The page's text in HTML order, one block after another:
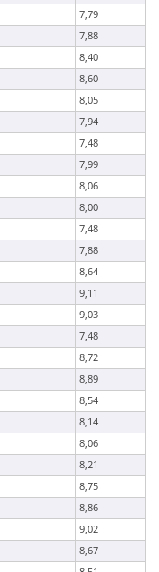
7,79
7,88
8,40
8,60
8,05
7,94
7,48
7,99
8,06
8,00
7,48
7,88
8,64
9,11
9,03
7,48
8,72
8,89
8,54
8,14
8,06
8,21
8,75
8,86
9,02
8,67